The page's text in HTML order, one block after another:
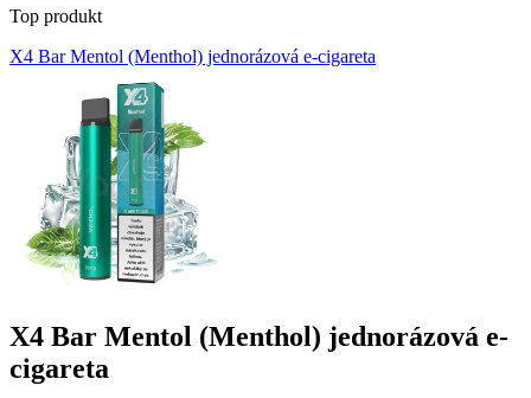
Top produkt
X4 Bar Mentol (Menthol) jednorázová e-cigareta
X4 Bar Mentol (Menthol) jednorázová e-
cigareta